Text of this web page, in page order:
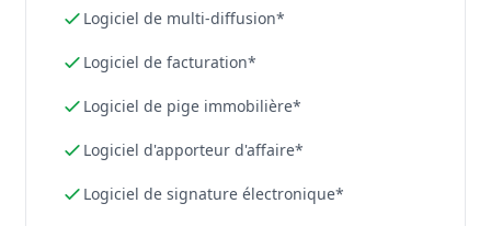
Logiciel de multi-diffusion*
Logiciel de facturation*
Logiciel de pige immobilière*
Logiciel d'apporteur d'affaire*
Logiciel de signature électronique*